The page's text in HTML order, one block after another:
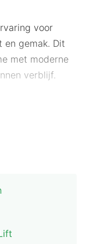
voor
en gemak. Dit
met moderne
verblijf.
Het
verblijf
zoals bus en
voldoende